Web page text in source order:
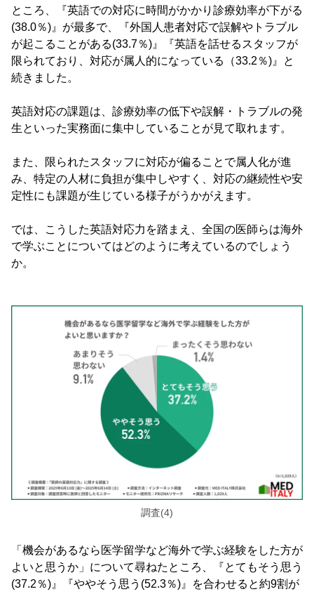
ところ、『英語での対応に時間がかかり診療効率が下がる
(38.0％)』が最多で、『外国人患者対応で誤解やトラブル
が起こることがある(33.7％)』『英語を話せるスタッフが
限られており、対応が属人的になっている（33.2％)』と
続きました。
英語対応の課題は、診療効率の低下や誤解・トラブルの発
生といった実務面に集中していることが見て取れます。
また、限られたスタッフに対応が偏ることで属人化が進
み、特定の人材に負担が集中しやすく、対応の継続性や安
定性にも課題が生じている様子がうかがえます。
では、こうした英語対応力を踏まえ、全国の医師らは海外
で学ぶことについてはどのように考えているのでしょう
か。
調査(4)
「機会があるなら医学留学など海外で学ぶ経験をした方が
よいと思うか」について尋ねたところ、『とてもそう思う
(37.2％)』『ややそう思う(52.3％)』を合わせると約9割が